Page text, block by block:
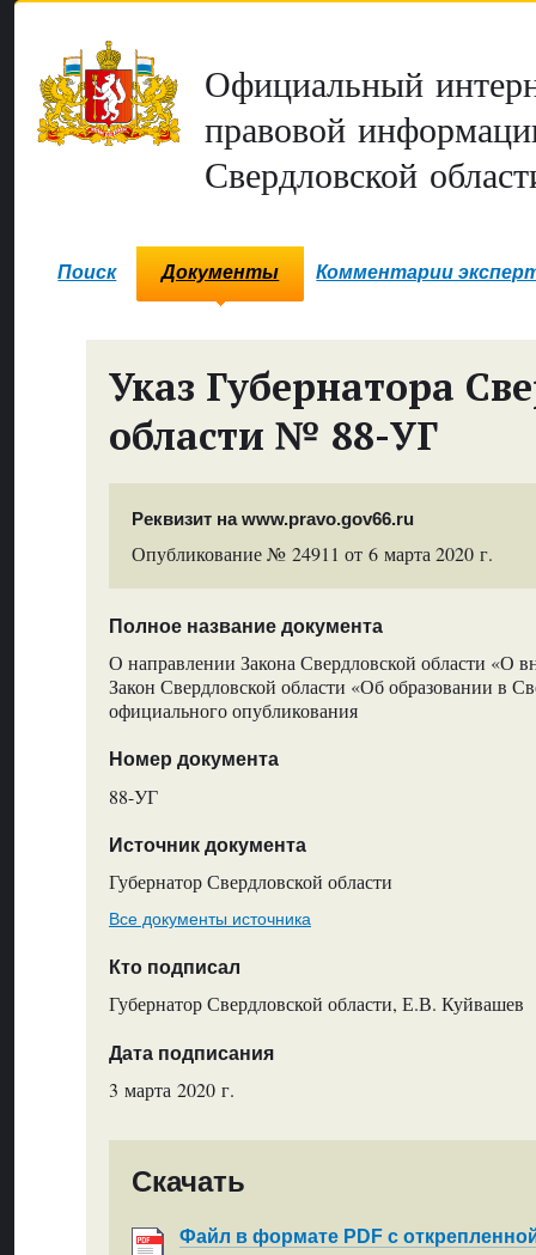
Официальный
правовой
Свердловской
Поиск Документы Комментарии
Указ Губернатора
области № 88-УГ
Реквизит на www.pravo.gov66.ru
Опубликование № 24911 от 6 марта 2020 г.
Полное название документа
О направлении Закона Свердловской области «О
Закон Свердловской области «Об образовании в
официального опубликования
Номер документа
88-УГ
Источник документа
Губернатор Свердловской области
Все документы источника
Кто подписал
Губернатор Свердловской области, Е.В. Куйвашев
Дата подписания
3 марта 2020 г.
Скачать
Файл в формате PDF с